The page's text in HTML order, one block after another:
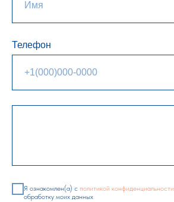
Телефон
Я ознакомлен(а) с политикой конфиденциальности
обработку моих данных